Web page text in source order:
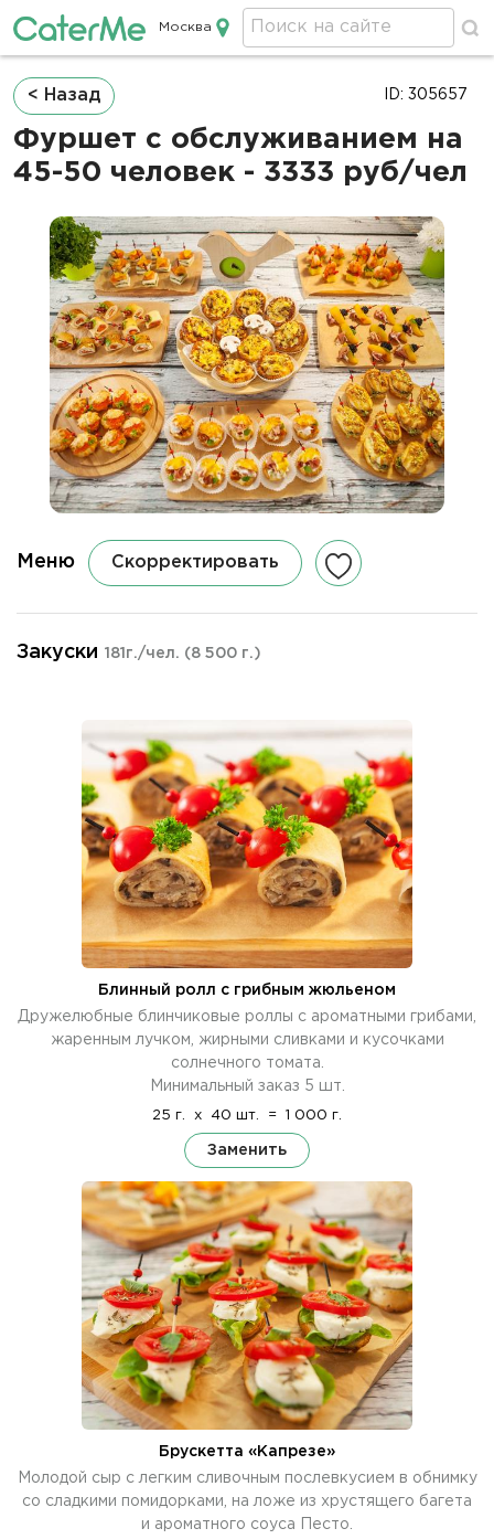
Кейтеринг в Москве
Москва
Строка
навигации
< Назад
Фуршет с обслуживанием на
45-50 человек - 3333 руб/чел
ID: 305657
Меню Скорректировать
Закуски 181г./чел. (8 500 г.)
Блинный ролл с грибным жюльеном
Дружелюбные блинчиковые роллы с ароматными грибами,
жаренным лучком, жирными сливками и кусочками
солнечного томата.
Минимальный заказ 5 шт.
25 г. x 40 шт. = 1 000 г.
Заменить
Брускетта «Капрезе»
Молодой сыр с легким сливочным послевкусием в обнимку
со сладкими помидорками, на ложе из хрустящего багета
и ароматного соуса Песто.